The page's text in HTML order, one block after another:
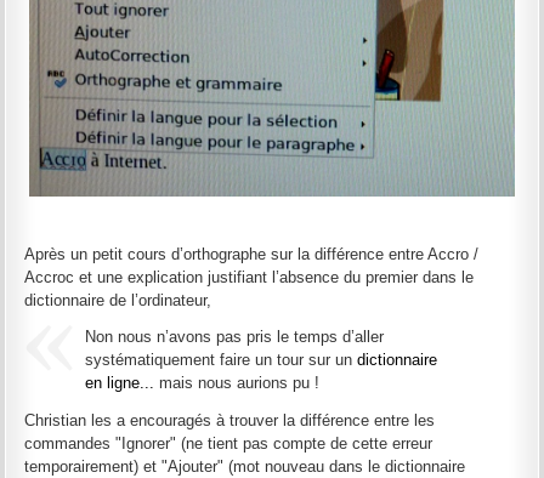
Après un petit cours d’orthographe sur la différence entre Accro /
Accroc et une explication justifiant l’absence du premier dans le
dictionnaire de l’ordinateur,
Non nous n’avons pas pris le temps d’aller
systématiquement faire un tour sur undictionnaire
en ligne... mais nous aurions pu !
Christian les a encouragés à trouver la différence entre les
commandes "Ignorer" (ne tient pas compte de cette erreur
temporairement) et "Ajouter" (mot nouveau dans le dictionnaire